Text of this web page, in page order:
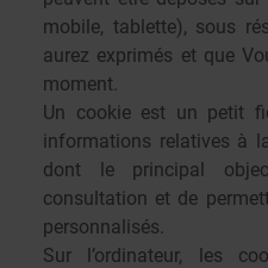
mobile, tablette), sous
aurez exprimés et que
moment.
Un cookie est un petit
informations relatives à
dont le principal
consultation et de
personnalisés.
Sur l’ordinateur, les